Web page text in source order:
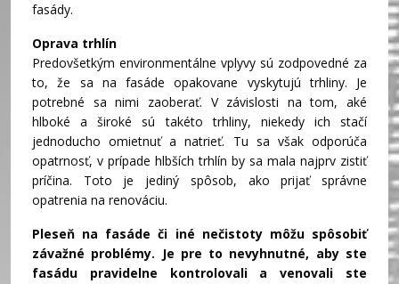
fasády.
Oprava trhlín
Predovšetkým environmentálne vplyvy sú zodpovedné za
to, že sa na fasáde opakovane vyskytujú trhliny. Je
potrebné sa nimi zaoberať. V závislosti na tom, aké
hlboké a široké sú takéto trhliny, niekedy ich stačí
jednoducho omietnuť a natrieť. Tu sa však odporúča
opatrnosť, v prípade hlbších trhlín by sa mala najprv zistiť
príčina. Toto je jediný spôsob, ako prijať správne
opatrenia na renováciu.
Pleseň na fasáde či iné nečistoty môžu spôsobiť
závažné problémy. Je pre to nevyhnutné, aby ste
fasádu pravidelne kontrolovali a venovali ste